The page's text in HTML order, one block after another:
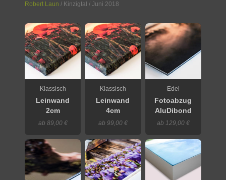
Robert Laun / Kinzigtal / Juni 2018
Klassisch
Leinwand
2cm
ab 89,00 €
Klassisch
Leinwand
4cm
ab 99,00 €
Edel
Fotoabzug
AluDibond
ab 129,00 €